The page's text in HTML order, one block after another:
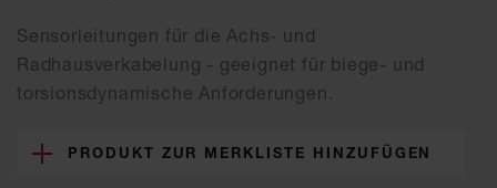
Sensorleitungen für die Achs- und
Radhausverkabelung - geeignet für biege- und
torsionsdynamische Anforderungen.
PRODUKT ZUR MERKLISTE HINZUFÜGEN